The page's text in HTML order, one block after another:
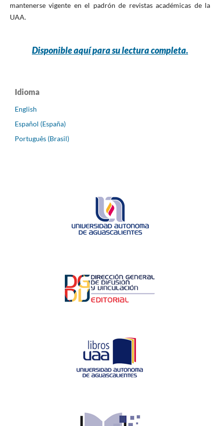
mantenerse vigente en el padrón de revistas académicas de la
UAA.
Disponible aquí para su lectura completa.
Idioma
English
Español (España)
Português (Brasil)